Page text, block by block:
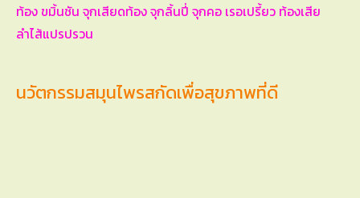
นวัตกรรมสมุนไพรสกัดเพื่อสุขภาพที่ดี